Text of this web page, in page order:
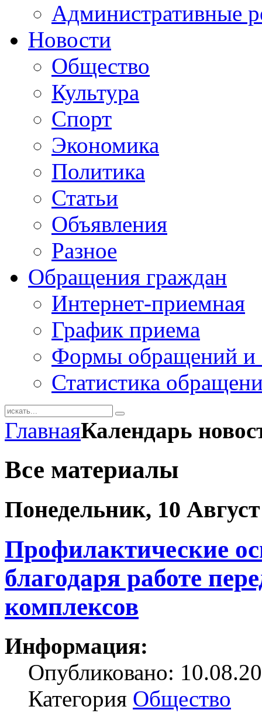
Административные
Новости
Общество
Культура
Спорт
Экономика
Политика
Статьи
Объявления
Разное
Обращения граждан
Интернет-приемная
График приема
Формы обращений и
Статистика
ГлавнаяКалендарь
Все материалы
Понедельник, 10
Профилактические
благодаря работе
комплексов
Информация:
Опубликовано:
Категория Общество